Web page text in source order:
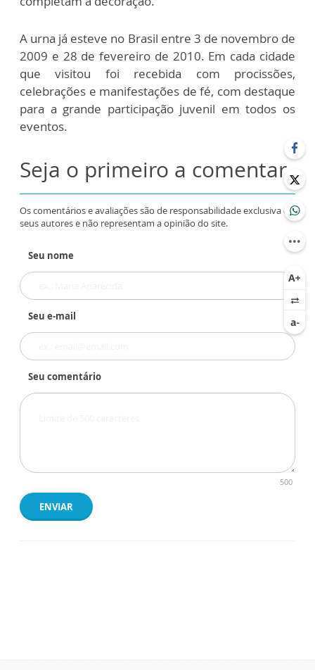
A urna já esteve no Brasil entre 3 de novembro de
2009 e 28 de fevereiro de 2010. Em cada cidade
que visitou foi recebida com procissões,
celebrações e manifestações de fé, com destaque
para a grande participação juvenil em todos os
eventos.
Seja o primeiro a comentar
Os comentários e avaliações são de responsabilidade exclusiva de
seus autores e não representam a opinião do site.
Seu nome
Seu e-mail
Seu comentário
500
ENVIAR